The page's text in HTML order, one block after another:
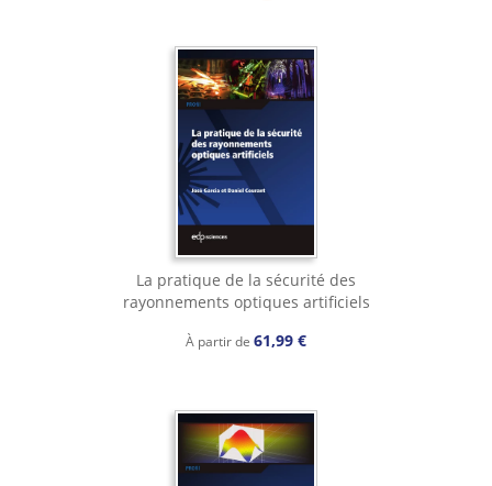
La pratique de la sécurité des
rayonnements optiques artificiels
À partir de 61,99 €